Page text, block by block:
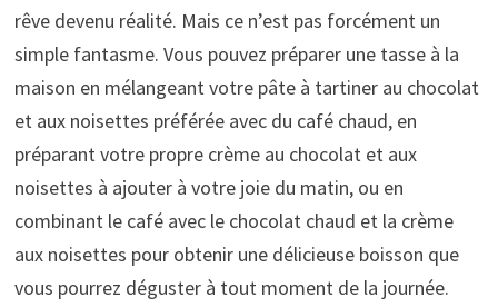
rêve devenu réalité. Mais ce n’est pas forcément un
simple fantasme. Vous pouvez préparer une tasse à la
maison en mélangeant votre pâte à tartiner au chocolat
et aux noisettes préférée avec du café chaud, en
préparant votre propre crème au chocolat et aux
noisettes à ajouter à votre joie du matin, ou en
combinant le café avec le chocolat chaud et la crème
aux noisettes pour obtenir une délicieuse boisson que
vous pourrez déguster à tout moment de la journée.